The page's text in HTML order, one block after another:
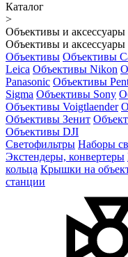
Каталог
>
Объективы и аксессуары
Объективы и аксессуары
Объективы Объективы
Leica Объективы Nikon
Panasonic Объективы
Sigma Объективы Sony
Объективы Voigtlaender
Объективы Зенит
Объективы DJI
Светофильтры Наборы
Экстендеры, конвертеры
кольца Крышки на
станции